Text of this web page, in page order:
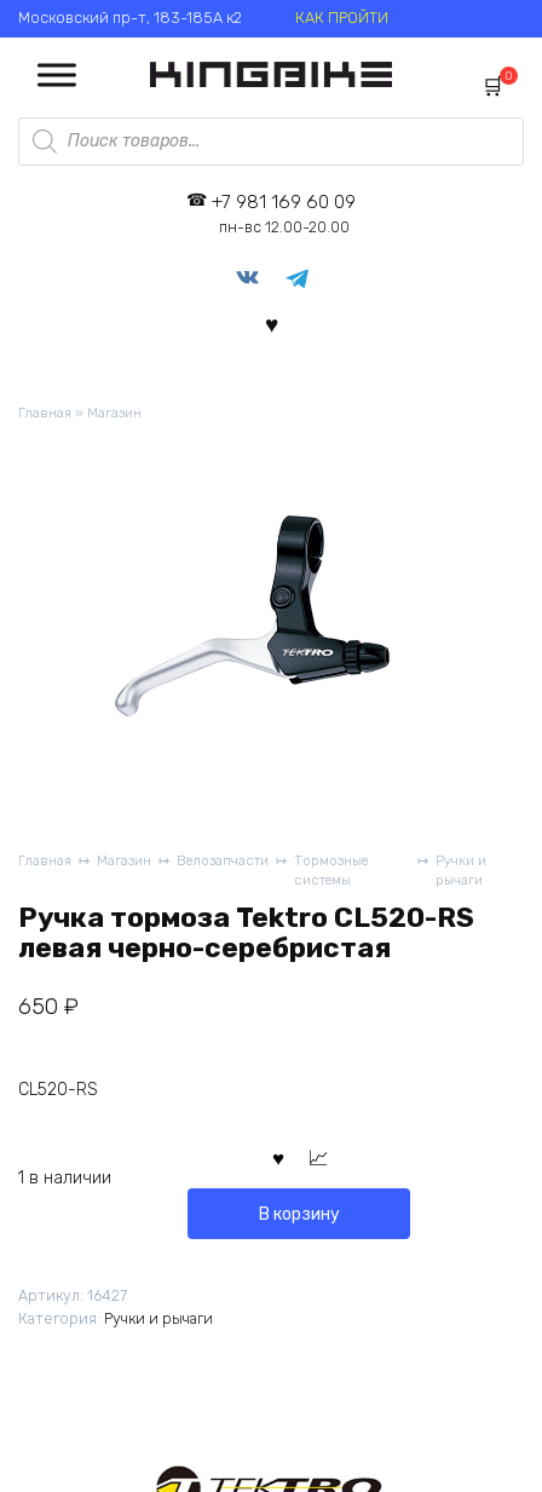
Перейти
к
содержанию
Московский пр-т, 183-185А к2 КАК ПРОЙТИ
Поиск
товаров
0
+7 981 169 60 09
пн-вс 12.00-20.00
Главная » Магазин
Главная Магазин Велозапчасти
Тормозные
системы
Ручки и
рычаги
Ручка тормоза Tektro CL520-RS
левая черно-серебристая
650 ₽
CL520-RS
1 в наличии
В корзину
Артикул: 16427
Категория: Ручки и рычаги